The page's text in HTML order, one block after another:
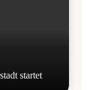
startet